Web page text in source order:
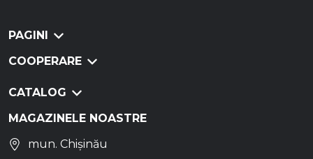
PAGINI
COOPERARE
CATALOG
MAGAZINELE NOASTRE
mun. Chișinău